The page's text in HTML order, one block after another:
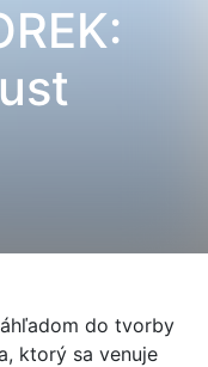
do tvorby
ktorý sa venuje